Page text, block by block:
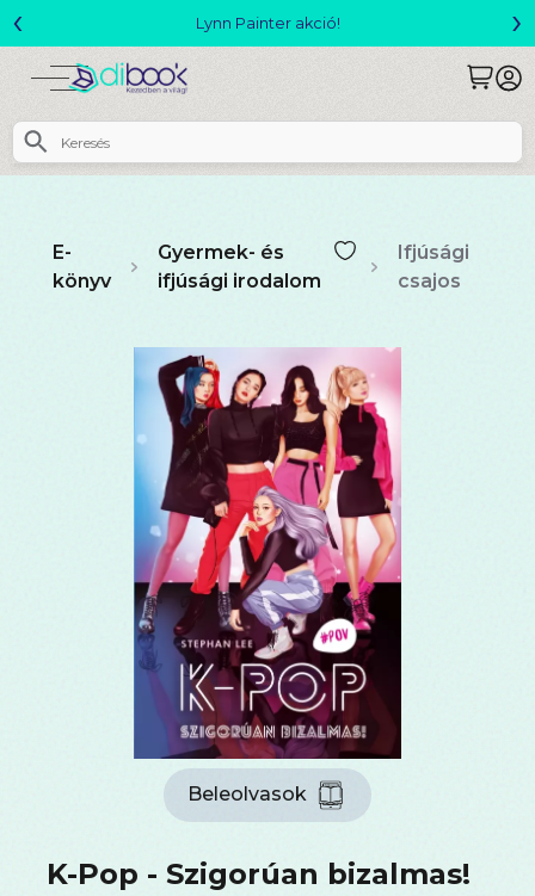
Megjelent! L. J. Shen: Legvadabb álmaimban szeretlek
‹ ›
E-
könyv
Gyermek- és
ifjúsági irodalom
Ifjúsági
csajos
Beleolvasok
K-Pop - Szigorúan bizalmas!